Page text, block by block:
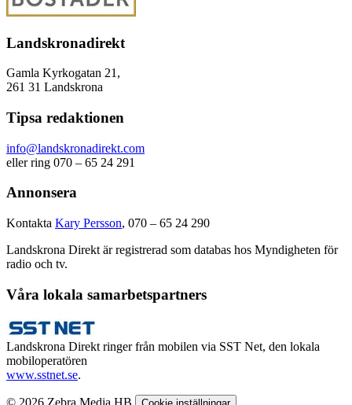
Landskronadirekt
Gamla Kyrkogatan 21,
261 31 Landskrona
Tipsa redaktionen
info@landskronadirekt.com
eller ring 070 – 65 24 291
Annonsera
Kontakta Kary Persson, 070 – 65 24 290
Landskrona Direkt är registrerad som databas hos Myndigheten för
radio och tv.
Våra lokala samarbetspartners
Landskrona Direkt ringer från mobilen via SST Net, den lokala
mobiloperatören
www.sstnet.se.
© 2026 Zebra Media HB